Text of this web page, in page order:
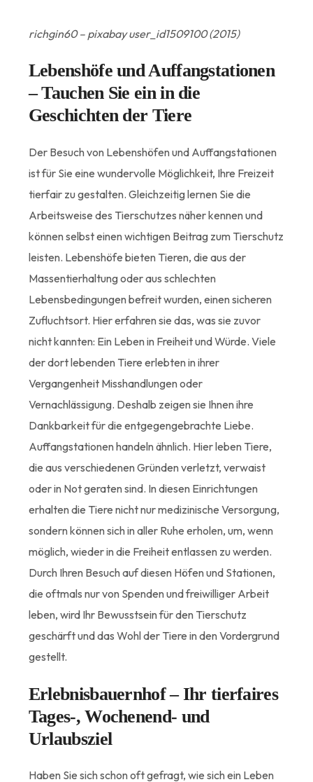
richgin60 – pixabay user_id1509100 (2015)
Lebenshöfe und Auffangstationen
– Tauchen Sie ein in die
Geschichten der Tiere
Der Besuch von Lebenshöfen und Auffangstationen
ist für Sie eine wundervolle Möglichkeit, Ihre Freizeit
tierfair zu gestalten. Gleichzeitig lernen Sie die
Arbeitsweise des Tierschutzes näher kennen und
können selbst einen wichtigen Beitrag zum Tierschutz
leisten. Lebenshöfe bieten Tieren, die aus der
Massentierhaltung oder aus schlechten
Lebensbedingungen befreit wurden, einen sicheren
Zufluchtsort. Hier erfahren sie das, was sie zuvor
nicht kannten: Ein Leben in Freiheit und Würde. Viele
der dort lebenden Tiere erlebten in ihrer
Vergangenheit Misshandlungen oder
Vernachlässigung. Deshalb zeigen sie Ihnen ihre
Dankbarkeit für die entgegengebrachte Liebe.
Auffangstationen handeln ähnlich. Hier leben Tiere,
die aus verschiedenen Gründen verletzt, verwaist
oder in Not geraten sind. In diesen Einrichtungen
erhalten die Tiere nicht nur medizinische Versorgung,
sondern können sich in aller Ruhe erholen, um, wenn
möglich, wieder in die Freiheit entlassen zu werden.
Durch Ihren Besuch auf diesen Höfen und Stationen,
die oftmals nur von Spenden und freiwilliger Arbeit
leben, wird Ihr Bewusstsein für den Tierschutz
geschärft und das Wohl der Tiere in den Vordergrund
gestellt.
Erlebnisbauernhof – Ihr tierfaires
Tages-, Wochenend- und
Urlaubsziel
Haben Sie sich schon oft gefragt, wie sich ein Leben